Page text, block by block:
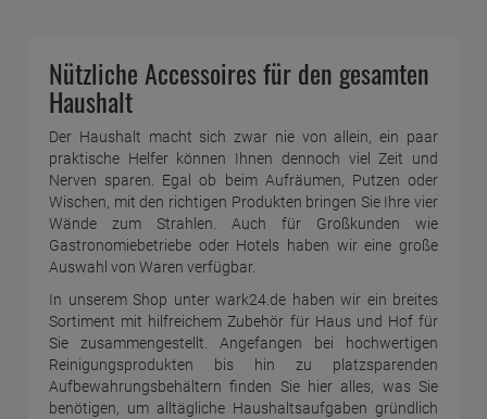
Nützliche Accessoires für den gesamten
Haushalt
Der Haushalt macht sich zwar nie von allein, ein paar
praktische Helfer können Ihnen dennoch viel Zeit und
Nerven sparen. Egal ob beim Aufräumen, Putzen oder
Wischen, mit den richtigen Produkten bringen Sie Ihre vier
Wände zum Strahlen. Auch für Großkunden wie
Gastronomiebetriebe oder Hotels haben wir eine große
Auswahl von Waren verfügbar.
In unserem Shop unter wark24.de haben wir ein breites
Sortiment mit hilfreichem Zubehör für Haus und Hof für
Sie zusammengestellt. Angefangen bei hochwertigen
Reinigungsprodukten bis hin zu platzsparenden
Aufbewahrungsbehältern finden Sie hier alles, was Sie
benötigen, um alltägliche Haushaltsaufgaben gründlich